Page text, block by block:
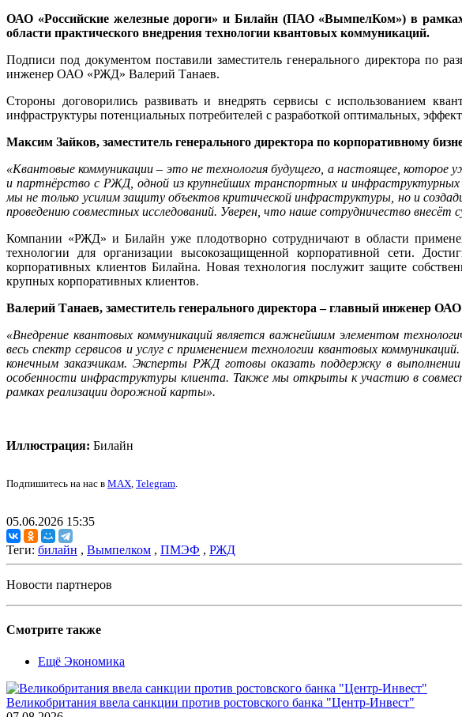
ОАО «Российские железные дороги» и Билайн (ПАО «ВымпелКом») в рамках
области практического внедрения технологии квантовых коммуникаций.
Подписи под документом поставили заместитель генерального директора по
инженер ОАО «РЖД» Валерий Танаев.
Стороны договорились развивать и внедрять сервисы с использованием
инфраструктуры потенциальных потребителей с разработкой оптимальных,
Максим Зайков, заместитель генерального директора по корпоративному
«Квантовые коммуникации – это не технология будущего, а настоящее, которое
и партнёрство с РЖД, одной из крупнейших транспортных и
мы не только усилим защиту объектов критической инфраструктуры, но и
проведению совместных исследований. Уверен, что наше сотрудничество
Компании «РЖД» и Билайн уже плодотворно сотрудничают в области
технологии для организации высокозащищенной корпоративной сети.
корпоративных клиентов Билайна. Новая технология послужит защите
крупных корпоративных клиентов.
Валерий Танаев, заместитель генерального директора – главный инженер
«Внедрение квантовых коммуникаций является важнейшим элементом
весь спектр сервисов и услуг с применением технологии квантовых
конечным заказчикам. Эксперты РЖД готовы оказать поддержку в
особенности инфраструктуры клиента. Также мы открыты к участию в
рамках реализации дорожной карты».
Иллюстрация: Билайн
Подпишитесь на нас в MAX, Telegram.
05.06.2026 15:35
Теги: билайн , Вымпелком , ПМЭФ , РЖД
Новости партнеров
Смотрите также
Ещё Экономика
Великобритания ввела санкции против ростовского банка "Центр-Инвест"